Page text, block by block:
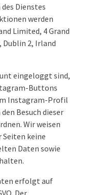
Dienstes
werden
Limited, 4 Grand
Dublin 2, Irland
eingeloggt sind,
Buttons
Instagram-Profil
Besuch dieser
Wir weisen
Seiten keine
Daten sowie
erfolgt auf
Der